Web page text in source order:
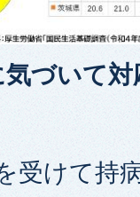
気づいて
受けて持